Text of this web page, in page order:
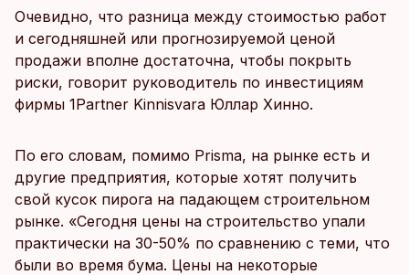
Очевидно, что разница между стоимостью работ
и сегодняшней или прогнозируемой ценой
продажи вполне достаточна, чтобы покрыть
риски, говорит руководитель по инвестициям
фирмы 1Partner Kinnisvara Юллар Хинно.
По его словам, помимо Prisma, на рынке есть и
другие предприятия, которые хотят получить
свой кусок пирога на падающем строительном
рынке. «Сегодня цены на строительство упали
практически на 30-50% по сравнению с теми, что
были во время бума. Цены на некоторые